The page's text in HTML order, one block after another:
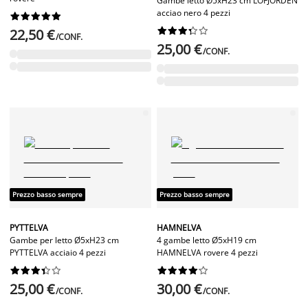






22,50 €/CONF.
acciao nero 4 pezzi






25,00 €/CONF.
Prezzo basso sempre
PYTTELVA
Gambe per letto Ø5xH23 cm
PYTTELVA acciaio 4 pezzi






25,00 €/CONF.
Prezzo basso sempre
HAMNELVA
4 gambe letto Ø5xH19 cm
HAMNELVA rovere 4 pezzi






30,00 €/CONF.